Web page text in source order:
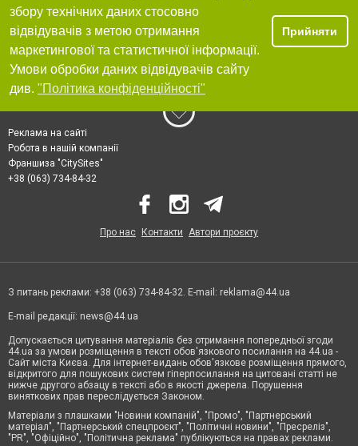
збору технічних даних стосовно
відвідувачів з метою отримання
маркетингової та статистичної інформації.
Умови обробки даних відвідувачів сайту
див. "Політика конфіденційності"
Прийняти
Реклама на сайті
Робота в нашій компанії
Франшиза "CitySites"
+38 (063) 734-84-32
Про нас Контакти Автори проєкту
З питань реклами: +38 (063) 734-84-32. E-mail: reklama@44.ua
E-mail редакції: news@44.ua
Допускається цитування матеріалів без отримання попередньої згоди
44.ua за умови розміщення в тексті обов'язкового посилання на 44.ua -
Сайт міста Києва. Для інтернет-видань обов'язкове розміщення прямого,
відкритого для пошукових систем гіперпосилання на цитовані статті не
нижче другого абзацу в тексті або в якості джерела. Порушення
виняткових прав переслідується Законом.
Матеріали з плашками "Новини компаній", "Промо", "Партнерський
матеріал", "Партнерський спецпроєкт", "Політичні новини", "Пресреліз",
"PR", "Офіційно", "Політична реклама" публікуються на правах реклами.